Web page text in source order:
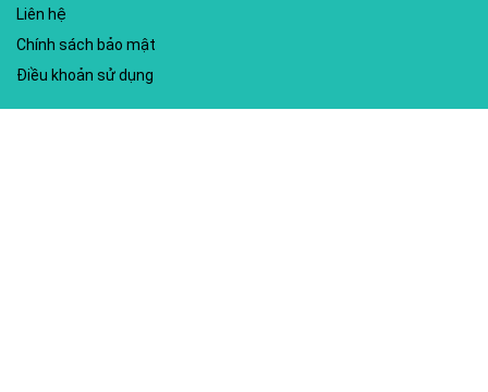
Liên hệ
Chính sách bảo mật
Điều khoản sử dụng